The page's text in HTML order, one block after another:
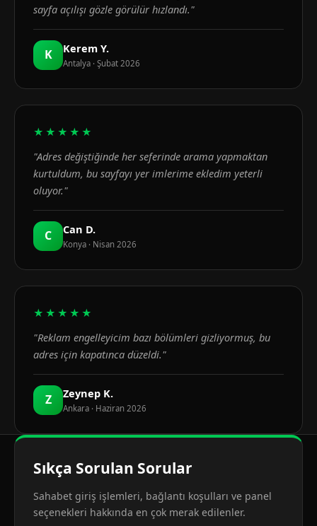
sayfa açılışı gözle görülür hızlandı."
K Kerem Y.
Antalya · Şubat 2026
★★★★★
"Adres değiştiğinde her seferinde arama yapmaktan
kurtuldum, bu sayfayı yer imlerime ekledim yeterli
oluyor."
C Can D.
Konya · Nisan 2026
★★★★★
"Reklam engelleyicim bazı bölümleri gizliyormuş, bu
adres için kapatınca düzeldi."
Z Zeynep K.
Ankara · Haziran 2026
Sıkça Sorulan Sorular
Sahabet giriş işlemleri, bağlantı koşulları ve panel
seçenekleri hakkında en çok merak edilenler.